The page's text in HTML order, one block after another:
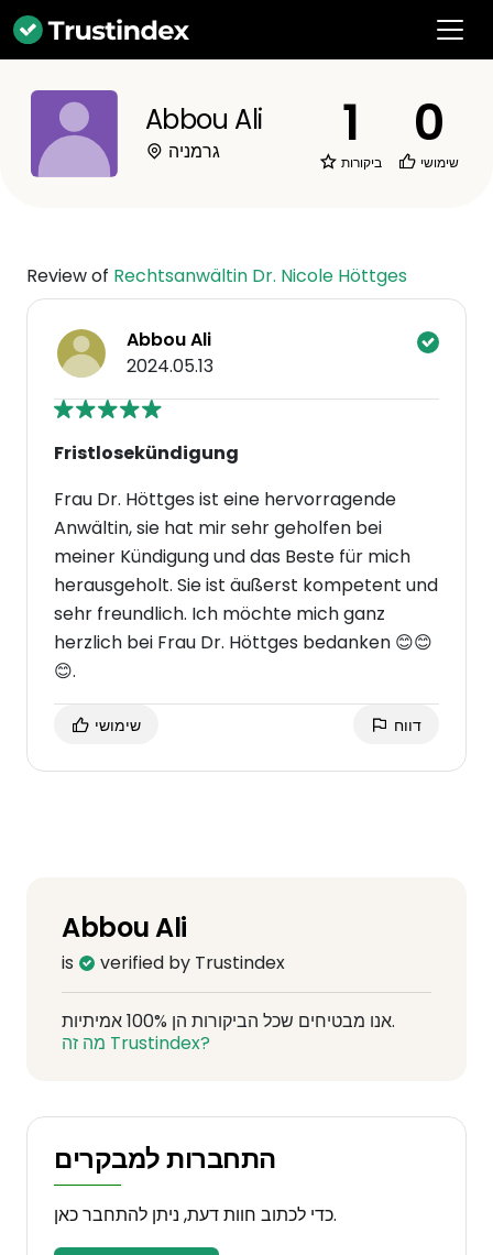
Abbou Ali
גרמניה 1
ביקורות
0
שימושי
Review of Rechtsanwältin Dr. Nicole Höttges
Abbou Ali
2024.05.13
Fristlosekündigung
Frau Dr. Höttges ist eine hervorragende
Anwältin, sie hat mir sehr geholfen bei
meiner Kündigung und das Beste für mich
herausgeholt. Sie ist äußerst kompetent und
sehr freundlich. Ich möchte mich ganz
herzlich bei Frau Dr. Höttges bedanken 😊😊
😊.
שימושי דווח
Abbou Ali
is verified by Trustindex
אנו מבטיחים שכל הביקורות הן 100% אמיתיות.
מה זה Trustindex?
התחברות למבקרים
כדי לכתוב חוות דעת, ניתן להתחבר כאן.